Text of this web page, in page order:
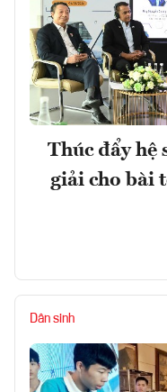
Thúc đẩy hệ
giải cho bài
Dân sinh